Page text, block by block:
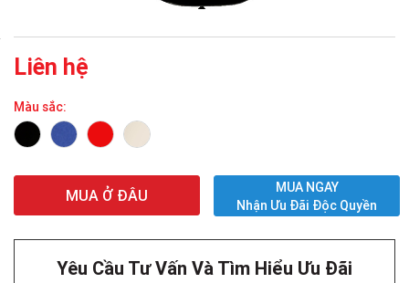
Liên hệ
Màu sắc:
MUA Ở ĐÂU
MUA NGAY
Nhận Ưu Đãi Độc Quyền
Yêu Cầu Tư Vấn Và Tìm Hiểu Ưu Đãi